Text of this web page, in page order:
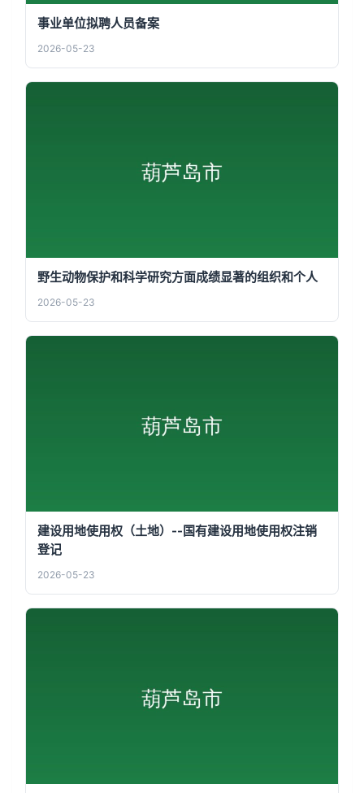
事业单位拟聘人员备案
2026-05-23
野生动物保护和科学研究方面成绩显著的组织和个人
2026-05-23
建设用地使用权（土地）--国有建设用地使用权注销
登记
2026-05-23